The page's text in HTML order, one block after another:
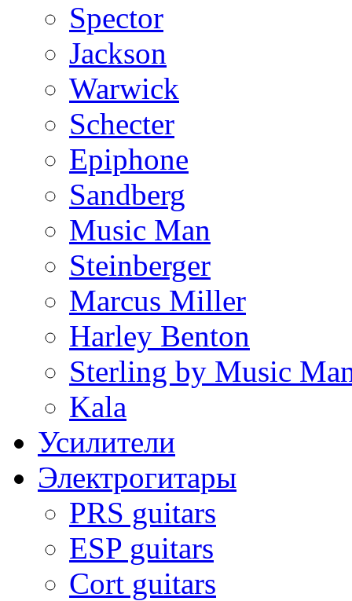
Spector
Jackson
Warwick
Schecter
Epiphone
Sandberg
Music Man
Steinberger
Marcus Miller
Harley Benton
Sterling by Music
Kala
Усилители
Электрогитары
PRS guitars
ESP guitars
Cort guitars